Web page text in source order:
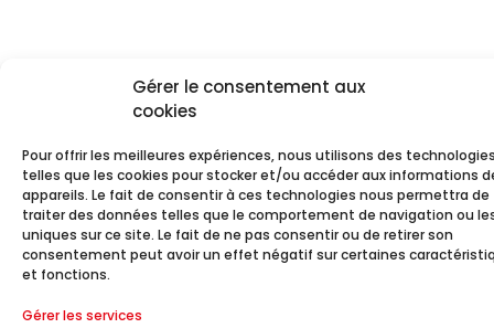
Gérer le consentement aux
cookies
Pour offrir les meilleures expériences, nous utilisons des
telles que les cookies pour stocker et/ou accéder aux informations
appareils. Le fait de consentir à ces technologies nous permettra de
traiter des données telles que le comportement de navigation ou
uniques sur ce site. Le fait de ne pas consentir ou de retirer son
consentement peut avoir un effet négatif sur certaines
et fonctions.
Gérer les services